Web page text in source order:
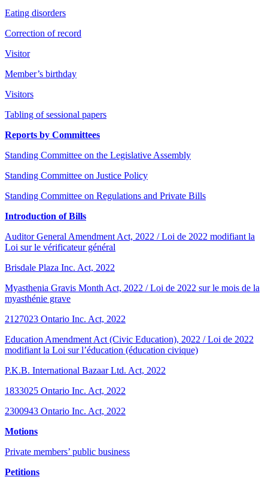
Eating disorders
Correction of record
Visitor
Member’s birthday
Visitors
Tabling of sessional papers
Reports by Committees
Standing Committee on the Legislative Assembly
Standing Committee on Justice Policy
Standing Committee on Regulations and Private Bills
Introduction of Bills
Auditor General Amendment Act, 2022 / Loi de 2022 modifiant la
Loi sur le vérificateur général
Brisdale Plaza Inc. Act, 2022
Myasthenia Gravis Month Act, 2022 / Loi de 2022 sur le mois de la
myasthénie grave
2127023 Ontario Inc. Act, 2022
Education Amendment Act (Civic Education), 2022 / Loi de 2022
modifiant la Loi sur l’éducation (éducation civique)
P.K.B. International Bazaar Ltd. Act, 2022
1833025 Ontario Inc. Act, 2022
2300943 Ontario Inc. Act, 2022
Motions
Private members’ public business
Petitions